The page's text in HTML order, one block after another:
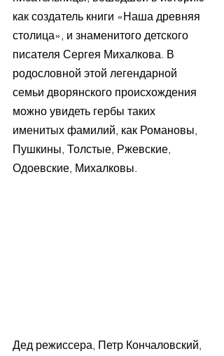
как создатель книги «Наша древняя
столица», и знаменитого детского
писателя Сергея Михалкова. В
родословной этой легендарной
семьи дворянского происхождения
можно увидеть гербы таких
именитых фамилий, как Романовы,
Пушкины, Толстые, Ржевские,
Одоевские, Михалковы.
Дед режиссера, Петр Кончаловский,